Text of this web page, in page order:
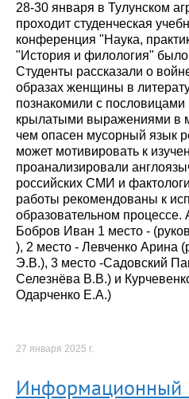
28-30 января в Тулунском
проходит студенческая
конференция "Наука,
"История и филология" было
Студенты рассказали о
образах женщины в
познакомили с
крылатыми выражениями в
чем опасен мусорный язык
может мотивировать к
проанализировали
российских СМИ и
работы рекомендованы к
образовательном
Бобров Иван 1 место -
), 2 место - Левченко Арина
Э.В.), 3 место -Садовский
Селезнёва В.В.) и
Одарченко Е.А.)
27 января 2025 г.
Информационный